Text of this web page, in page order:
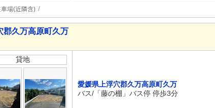
場(近隣含)
郡久万高原町久万
貸地
愛媛県上浮穴郡久万高原町久万
バス/「藤の棚」バス停 停歩3分